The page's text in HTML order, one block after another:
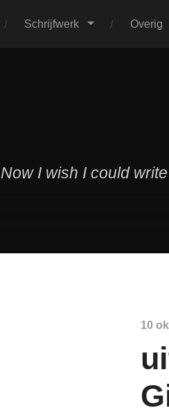
Schrijfwerk Overig
Now I wish I could
10